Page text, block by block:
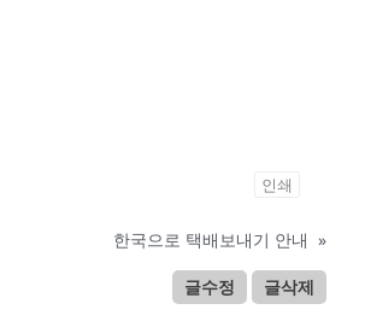
인쇄
한국으로 택배보내기 안내 »
글수정 글삭제